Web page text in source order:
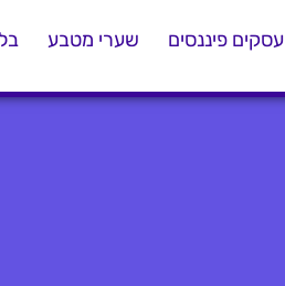
עסקים פיננסים שערי מטבע